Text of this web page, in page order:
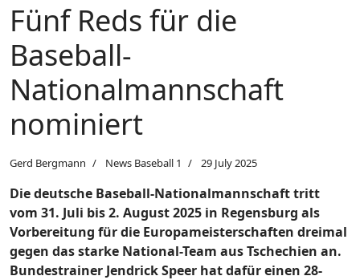
Fünf Reds für die
Baseball-
Nationalmannschaft
nominiert
Gerd Bergmann News Baseball 1 29 July 2025
Die deutsche Baseball-Nationalmannschaft tritt
vom 31. Juli bis 2. August 2025 in Regensburg als
Vorbereitung für die Europameisterschaften dreimal
gegen das starke National-Team aus Tschechien an.
Bundestrainer Jendrick Speer hat dafür einen 28-